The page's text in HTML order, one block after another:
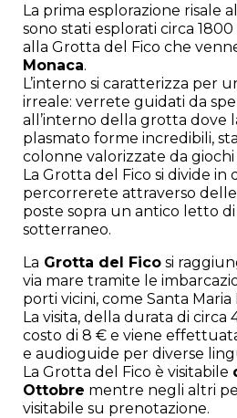
La prima esplorazione risale
sono stati esplorati circa
alla Grotta del Fico che
Monaca.
L’interno si caratterizza per
irreale: verrete guidati da
all’interno della grotta dove
plasmato forme incredibili,
colonne valorizzate da
La Grotta del Fico si divide in
percorrerete attraverso
poste sopra un antico letto
sotterraneo.
La Grotta del Fico si
via mare tramite le
porti vicini, come Santa
La visita, della durata di
costo di 8 € e viene
e audioguide per diverse
La Grotta del Fico è visitabile
Ottobre mentre negli altri
visitabile su prenotazione.